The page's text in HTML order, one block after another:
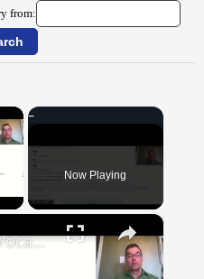
from:
×
Now Playing
×
"BonPatron" Vocabulary Guide: School